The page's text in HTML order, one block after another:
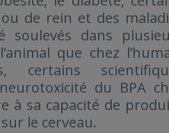
de rein et des
soulevés dans
que chez
certains
du BPA
à sa capacité de
le cerveau.